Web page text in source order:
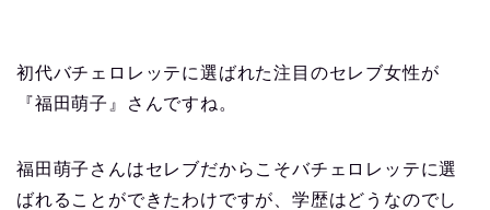
初代バチェロレッテに選ばれた注目のセレブ女性が
『福田萌子』さんですね。
福田萌子さんはセレブだからこそバチェロレッテに選
ばれることができたわけですが、学歴はどうなのでし